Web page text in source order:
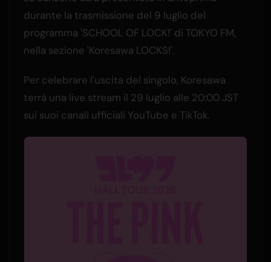
durante la trasmissione del 9 luglio del
programma 'SCHOOL OF LOCK!' di TOKYO FM,
nella sezione 'Koresawa LOCKS!'.
Per celebrare l'uscita del singolo, Koresawa
terrà una live stream il 29 luglio alle 20:00 JST
sui suoi canali ufficiali YouTube e TikTok.